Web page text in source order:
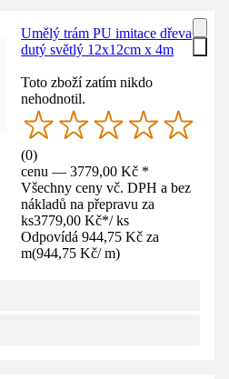
Umělý trám PU imitace dřeva
dutý světlý 12x12cm x 4m
Toto zboží zatím nikdo
nehodnotil.
(0)
cenu — 3779,00 Kč *
Všechny ceny vč. DPH a bez
nákladů na přepravu za
ks3779,00 Kč*/ ks
Odpovídá 944,75 Kč za
m(944,75 Kč/ m)